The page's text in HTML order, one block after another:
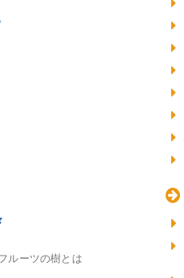
ルーツの樹とは